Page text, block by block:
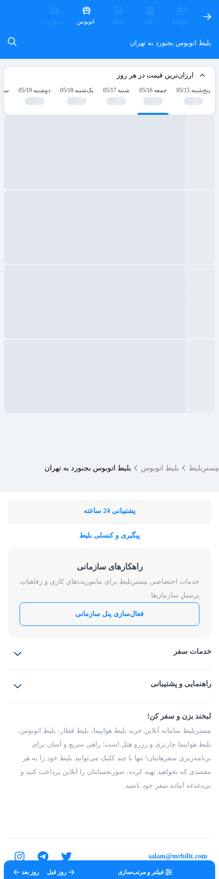
فیلتر و مرتب‌سازی روز قبل روز بعد
هواپیما هتل قطار اتوبوس سواری
بلیط اتوبوس بجنورد به تهران
ارزان‌ترین قیمت در هر روز
پنج‌شنبه 05/15 جمعه 05/16 شنبه 05/17 یک‌شنبه 05/18 دوشنبه 05/19
مِستربلیط بلیط اتوبوس بلیط اتوبوس بجنورد به تهران
پشتیبانی 24 ساعته
پیگیری و کنسلی بلیط
راهکارهای سازمانی
خدمات اختصاصیِ مِستربلیط برای ماموریت‌های کاری و رفاهیاتِ
پرسنلِ سازمان‌ها
فعال‌سازی پنل سازمانی
خدمات سفر
بلیط قطار
راهنمایی و پشتیبانی
شرایط و مقررات
راهکار سازمانی
فرصت‌های شغلی
درباره ما
لبخند بزن و سفر کن!
مِستربلیط سامانه آنلاین خرید بلیط هواپیما، بلیط قطار، بلیط اتوبوس،
بلیط هواپیما چارتری و رزرو هتل است؛ راهی سریع و آسان برای
برنامه‌ریزی سفرهایتان! تنها با چند کلیک می‌توانید بلیط خود را به هر
مقصدی که بخواهید تهیه کرده، صورتحسابتان را آنلاین پرداخت کنید و
بی‌دغدغه آماده سفر خود باشید.
تمامی حقوق برای شرکت عتیق گشت اصفهان محفوظ است.
salam@mrbilit.com